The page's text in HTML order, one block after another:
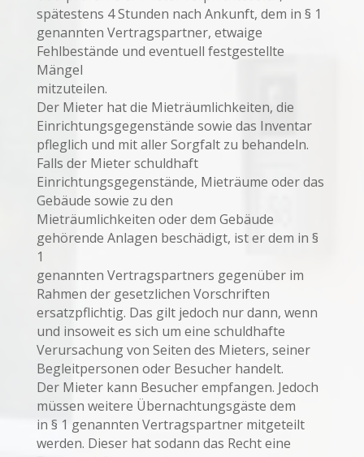
spätestens 4 Stunden nach Ankunft, dem in § 1
genannten Vertragspartner, etwaige
Fehlbestände und eventuell festgestellte
Mängel
mitzuteilen.
Der Mieter hat die Mieträumlichkeiten, die
Einrichtungsgegenstände sowie das Inventar
pfleglich und mit aller Sorgfalt zu behandeln.
Falls der Mieter schuldhaft
Einrichtungsgegenstände, Mieträume oder das
Gebäude sowie zu den
Mieträumlichkeiten oder dem Gebäude
gehörende Anlagen beschädigt, ist er dem in §
1
genannten Vertragspartners gegenüber im
Rahmen der gesetzlichen Vorschriften
ersatzpflichtig. Das gilt jedoch nur dann, wenn
und insoweit es sich um eine schuldhafte
Verursachung von Seiten des Mieters, seiner
Begleitpersonen oder Besucher handelt.
Der Mieter kann Besucher empfangen. Jedoch
müssen weitere Übernachtungsgäste dem
in § 1 genannten Vertragspartner mitgeteilt
werden. Dieser hat sodann das Recht eine